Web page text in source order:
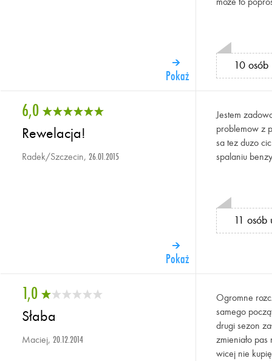
Pokaż
10 osób
6,0
Rewelacja!
Radek/Szczecin, 26.01.2015
Pokaż
Jestem
problemow z
sa tez duzo
spalaniu
11 osób
1,0
Słaba
Maciej, 20.12.2014
Ogromne
samego
drugi sezon
zmieniało
wicej nie